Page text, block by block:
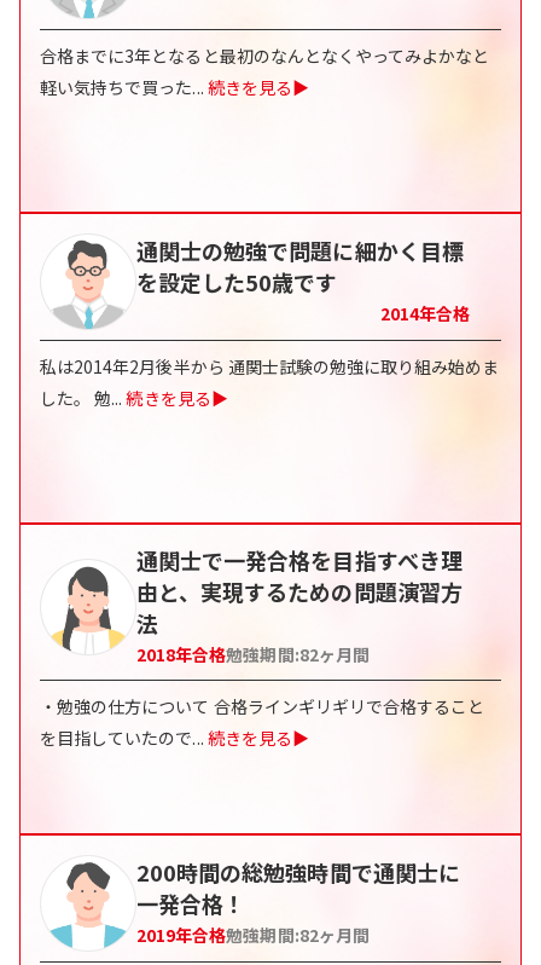
合格までに3年となると最初のなんとなくやってみよかなと
軽い気持ちで買った... 続きを見る▶
通関士の勉強で問題に細かく目標
を設定した50歳です
2014年合格
私は2014年2月後半から 通関士試験の勉強に取り組み始めま
した。 勉... 続きを見る▶
通関士で一発合格を目指すべき理
由と、実現するための問題演習方
法
2018年合格勉強期間:82ヶ月間
・勉強の仕方について 合格ラインギリギリで合格すること
を目指していたので... 続きを見る▶
200時間の総勉強時間で通関士に
一発合格！
2019年合格勉強期間:82ヶ月間